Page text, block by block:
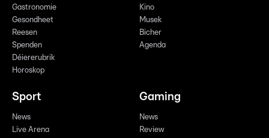
Gastronomie
Gesondheet
Reesen
Spenden
Déiererubrik
Horoskop
Kino
Musek
Bicher
Agenda
Sport
News
Live Arena
Gaming
News
Review